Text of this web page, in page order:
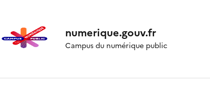
numerique.gouv.fr
Campus du numérique public